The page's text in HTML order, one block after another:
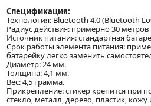
Спецификация:
Технология: Bluetooth 4.0 (Bluetooth
Радиус действия: примерно 30
Источник питания: стандартная
Срок работы элемента питания:
батарейку легко заменить
Диаметр: 24 мм.
Толщина: 4,1 мм.
Вес: 4,5 грамма.
Прикрепление: стикер крепится при
стекло, металл, дерево, пластик,